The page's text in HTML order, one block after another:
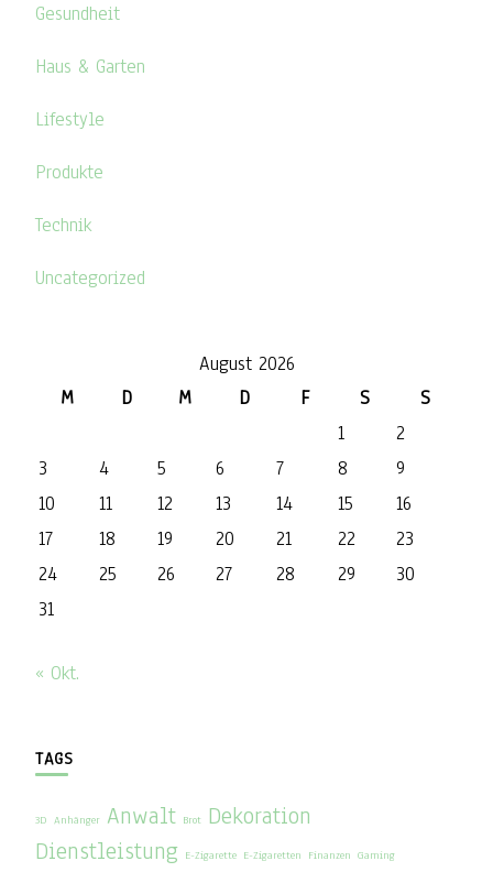
Gesundheit
Haus & Garten
Lifestyle
Produkte
Technik
Uncategorized
August 2026
M
D M D F S
S
1
2
3
4 5 6 7 8
9
10
11 12 13 14 15
16
17
18 19 20 21 22
23
24
25 26 27 28 29
30
31
« Okt.
TAGS
3D Anhänger Anwalt Brot Dekoration
Dienstleistung E-Zigarette E-Zigaretten Finanzen Gaming